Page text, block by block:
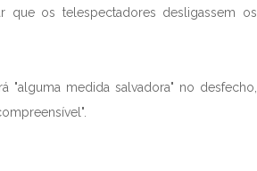
que os telespectadores desligassem os
"alguma medida salvadora" no desfecho,